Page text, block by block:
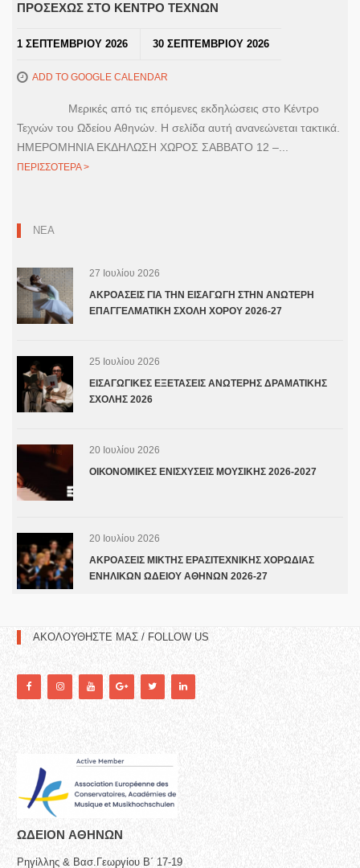
ΠΡΟΣΕΧΩΣ ΣΤΟ ΚΕΝΤΡΟ ΤΕΧΝΩΝ
1 ΣΕΠΤΕΜΒΡΙΟΥ 2026 30 ΣΕΠΤΕΜΒΡΙΟΥ 2026
ADD TO GOOGLE CALENDAR
Μερικές από τις επόμενες εκδηλώσεις στο Κέντρο
Τεχνών του Ωδείου Αθηνών. Η σελίδα αυτή ανανεώνεται τακτικά.
ΗΜΕΡΟΜΗΝΙΑ ΕΚΔΗΛΩΣΗ ΧΩΡΟΣ ΣΑΒΒΑΤΟ 12 –...
ΠΕΡΙΣΣΟΤΕΡΑ >
ΝΕΑ
27 Ιουλίου 2026
ΑΚΡΟΑΣΕΙΣ ΓΙΑ ΤΗΝ ΕΙΣΑΓΩΓΗ ΣΤΗΝ ΑΝΩΤΕΡΗ
ΕΠΑΓΓΕΛΜΑΤΙΚΗ ΣΧΟΛΗ ΧΟΡΟΥ 2026-27
25 Ιουλίου 2026
ΕΙΣΑΓΩΓΙΚΕΣ ΕΞΕΤΑΣΕΙΣ ΑΝΩΤΕΡΗΣ ΔΡΑΜΑΤΙΚΗΣ
ΣΧΟΛΗΣ 2026
20 Ιουλίου 2026
ΟΙΚΟΝΟΜΙΚΕΣ ΕΝΙΣΧΥΣΕΙΣ ΜΟΥΣΙΚΗΣ 2026-2027
20 Ιουλίου 2026
ΑΚΡΟΑΣΕΙΣ ΜΙΚΤΗΣ ΕΡΑΣΙΤΕΧΝΙΚΗΣ ΧΟΡΩΔΙΑΣ
ΕΝΗΛΙΚΩΝ ΩΔΕΙΟΥ ΑΘΗΝΩΝ 2026-27
ΑΚΟΛΟΥΘΗΣΤΕ ΜΑΣ / FOLLOW US
ΩΔΕΙΟN ΑΘΗΝΩΝ
Ρηγίλλης & Βασ.Γεωργίου Β΄ 17-19